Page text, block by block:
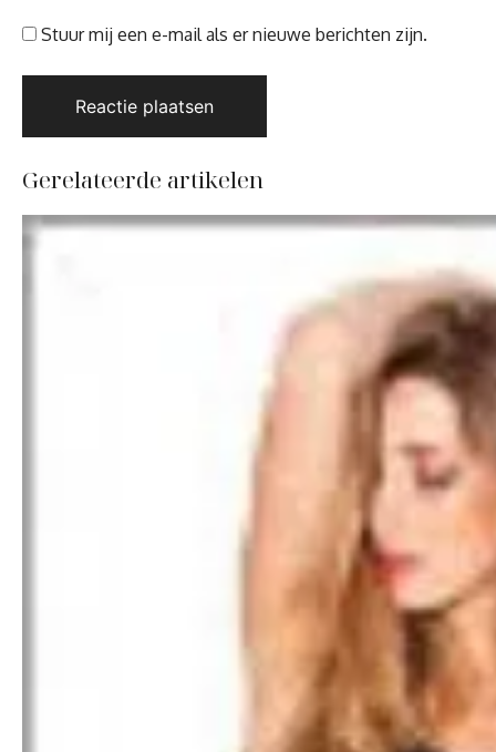
Stuur mij een e-mail als er nieuwe berichten zijn.
Gerelateerde artikelen